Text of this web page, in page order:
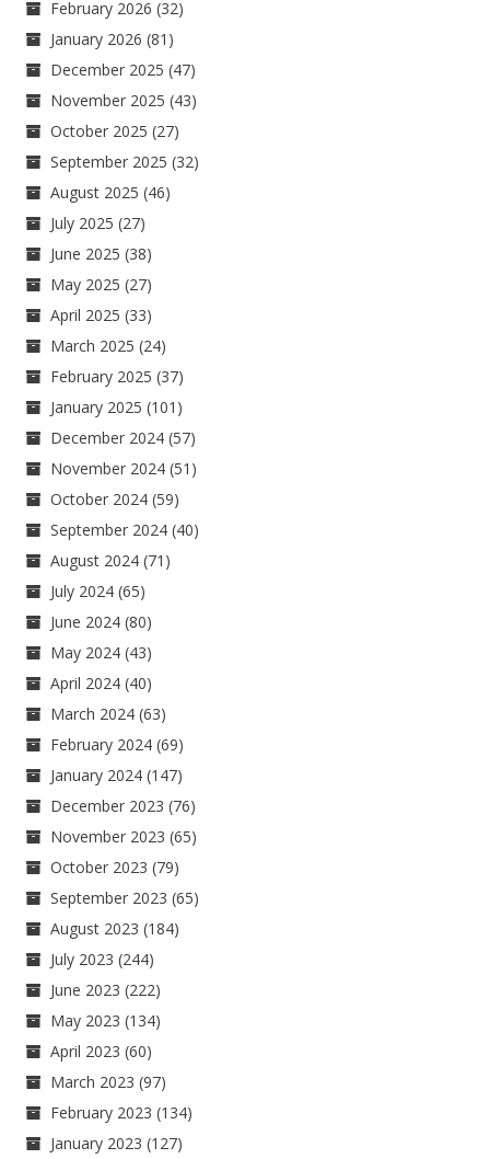
February 2026 (32)
January 2026 (81)
December 2025 (47)
November 2025 (43)
October 2025 (27)
September 2025 (32)
August 2025 (46)
July 2025 (27)
June 2025 (38)
May 2025 (27)
April 2025 (33)
March 2025 (24)
February 2025 (37)
January 2025 (101)
December 2024 (57)
November 2024 (51)
October 2024 (59)
September 2024 (40)
August 2024 (71)
July 2024 (65)
June 2024 (80)
May 2024 (43)
April 2024 (40)
March 2024 (63)
February 2024 (69)
January 2024 (147)
December 2023 (76)
November 2023 (65)
October 2023 (79)
September 2023 (65)
August 2023 (184)
July 2023 (244)
June 2023 (222)
May 2023 (134)
April 2023 (60)
March 2023 (97)
February 2023 (134)
January 2023 (127)